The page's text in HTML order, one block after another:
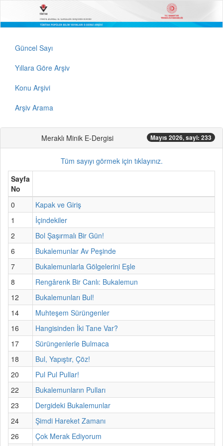
Güncel Sayı
Yıllara Göre Arşiv
Konu Arşivi
Arşiv Arama
Meraklı Minik E-Dergisi Mayıs 2026, sayi: 233
Tüm sayıyı görmek için tıklayınız.
Sayfa
No
0
Kapak ve Giriş
1
İçindekiler
2
Bol Şaşırmalı Bir Gün!
6
Bukalemunlar Av Peşinde
7
Bukalemunlarla Gölgelerini Eşle
8
Rengârenk Bir Canlı: Bukalemun
12
Bukalemunları Bul!
14
Muhteşem Sürüngenler
16
Hangisinden İki Tane Var?
17
Sürüngenlerle Bulmaca
18
Bul, Yapıştır, Çöz!
20
Pul Pul Pullar!
22
Bukalemunların Pulları
23
Dergideki Bukalemunlar
24
Şimdi Hareket Zamanı
26
Çok Merak Ediyorum